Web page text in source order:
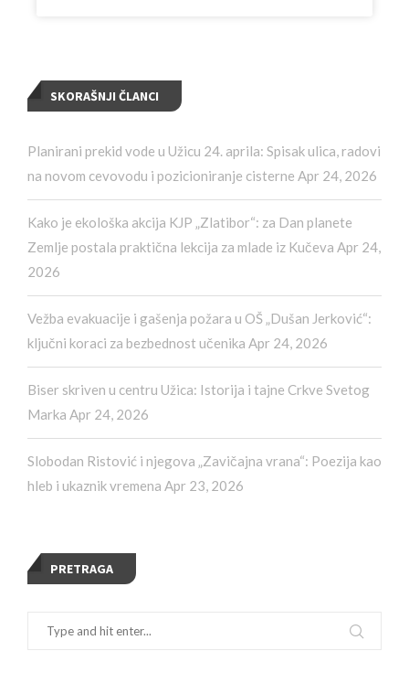
SKORAŠNJI ČLANCI
Planirani prekid vode u Užicu 24. aprila: Spisak ulica, radovi
na novom cevovodu i pozicioniranje cisterne Apr 24, 2026
Kako je ekološka akcija KJP „Zlatibor“: za Dan planete
Zemlje postala praktična lekcija za mlade iz Kučeva Apr 24,
2026
Vežba evakuacije i gašenja požara u OŠ „Dušan Jerković“:
ključni koraci za bezbednost učenika Apr 24, 2026
Biser skriven u centru Užica: Istorija i tajne Crkve Svetog
Marka Apr 24, 2026
Slobodan Ristović i njegova „Zavičajna vrana“: Poezija kao
hleb i ukaznik vremena Apr 23, 2026
PRETRAGA